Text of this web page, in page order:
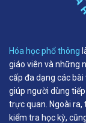
Hóa học phổ thông
giáo viên và những
cấp đa dạng các
giúp người dùng
trực quan. Ngoài ra,
kiểm tra học kỳ,